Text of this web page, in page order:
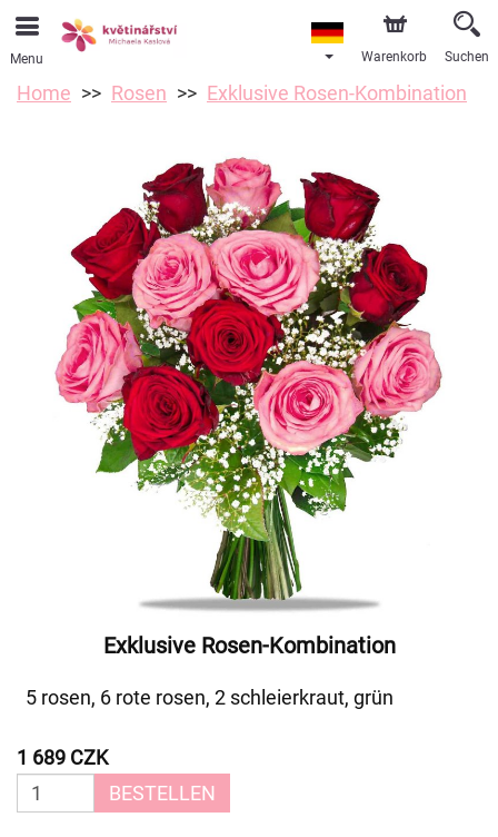
Menu Warenkorb Suchen
Home Rosen Exklusive Rosen-Kombination
Exklusive Rosen-Kombination
5 rosen, 6 rote rosen, 2 schleierkraut, grün
1 689 CZK
BESTELLEN